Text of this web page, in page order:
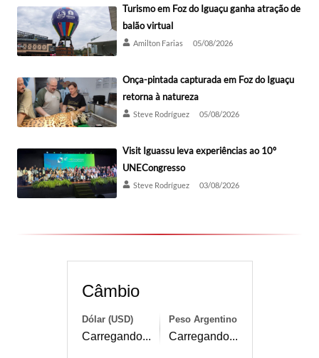
Turismo em Foz do Iguaçu ganha atração de
balão virtual
Amilton Farias 05/08/2026
Onça-pintada capturada em Foz do Iguaçu
retorna à natureza
Steve Rodríguez 05/08/2026
Visit Iguassu leva experiências ao 10º
UNECongresso
Steve Rodríguez 03/08/2026
Câmbio
Dólar (USD)
Carregando...
Peso Argentino
Carregando...